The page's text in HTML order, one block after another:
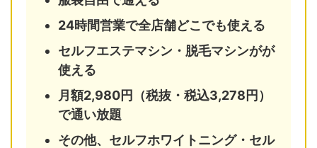
24時間営業で全店舗どこでも使える
セルフエステマシン・脱毛マシンがが
使える
月額2,980円（税抜・税込3,278円）
で通い放題
その他、セルフホワイトニング・セル